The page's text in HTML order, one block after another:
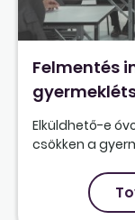
Felmentés
Elküldhető-e
csökken a